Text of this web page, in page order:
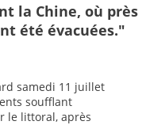
la Chine, où près
été évacuées."
samedi 11 juillet
soufflant
le littoral, après